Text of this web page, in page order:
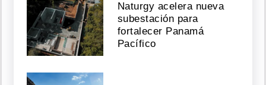
Naturgy acelera nueva
subestación para
fortalecer Panamá
Pacífico